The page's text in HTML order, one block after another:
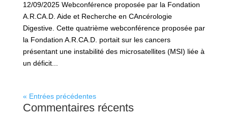
12/09/2025 Webconférence proposée par la Fondation
A.R.CA.D. Aide et Recherche en CAncérologie
Digestive. Cette quatrième webconférence proposée par
la Fondation A.R.CA.D. portait sur les cancers
présentant une instabilité des microsatellites (MSI) liée à
un déficit...
« Entrées précédentes
Commentaires récents